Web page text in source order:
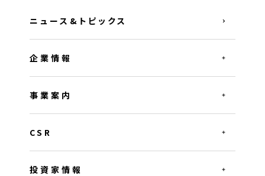
ニュース&トピックス
企業情報
事業案内
CSR
投資家情報